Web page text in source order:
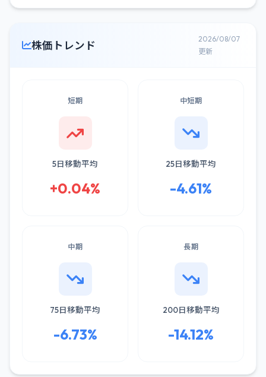
株価トレンド
2026/08/07
更新
短期
5日移動平均
+0.04%
中短期
25日移動平均
-4.61%
中期
75日移動平均
-6.73%
長期
200日移動平均
-14.12%